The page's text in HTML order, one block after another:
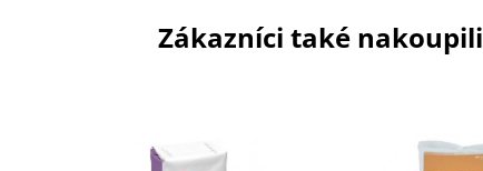
Zákazníci také nakoupili